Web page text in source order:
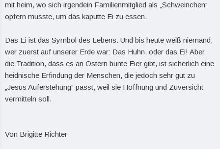
mit heim, wo sich irgendein Familienmitglied als „Schweinchen“
opfern musste, um das kaputte Ei zu essen.
Das Ei ist das Symbol des Lebens. Und bis heute weiß niemand,
wer zuerst auf unserer Erde war: Das Huhn, oder das Ei! Aber
die Tradition, dass es an Ostern bunte Eier gibt, ist sicherlich eine
heidnische Erfindung der Menschen, die jedoch sehr gut zu
„Jesus Auferstehung“ passt, weil sie Hoffnung und Zuversicht
vermitteln soll.
Von Brigitte Richter